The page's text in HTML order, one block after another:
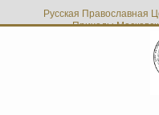
Русская Православная
Приходы